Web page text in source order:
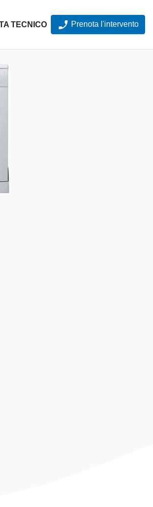
TECNICO Prenota l'intervento